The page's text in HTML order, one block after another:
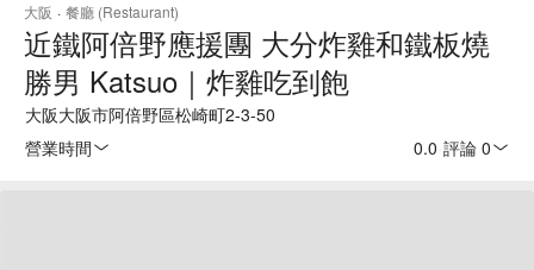
大阪 · 餐廳 (Restaurant)
近鐵阿倍野應援團 大分炸雞和鐵板燒
勝男 Katsuo｜炸雞吃到飽
大阪大阪市阿倍野區松崎町2-3-50
營業時間
0.0 評論 0